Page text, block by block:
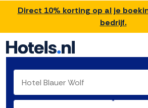
Direct 10% korting op al je
bedrijf.